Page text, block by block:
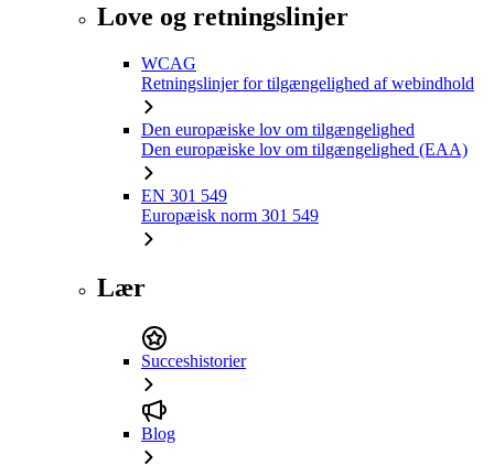
Love og retningslinjer
WCAG
Retningslinjer for tilgængelighed af webindhold
Den europæiske lov om tilgængelighed
Den europæiske lov om tilgængelighed (EAA)
EN 301 549
Europæisk norm 301 549
Lær
Succeshistorier
Blog